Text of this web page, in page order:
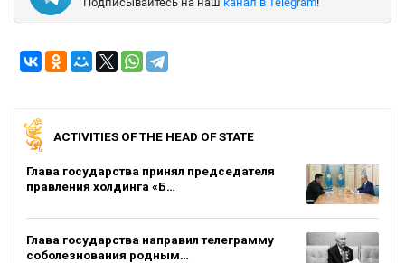
ACTIVITIES OF THE HEAD OF STATE
Глава государства принял председателя
правления холдинга «Б…
Глава государства направил телеграмму
соболезнования родным…